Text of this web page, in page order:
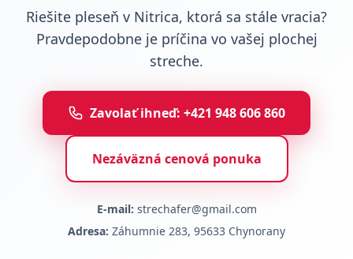
Riešite pleseň v Nitrica, ktorá sa stále vracia?
Pravdepodobne je príčina vo vašej plochej
streche.
Zavolať ihneď: +421 948 606 860
Nezáväzná cenová ponuka
E-mail: strechafer@gmail.com
Adresa: Záhumnie 283, 95633 Chynorany